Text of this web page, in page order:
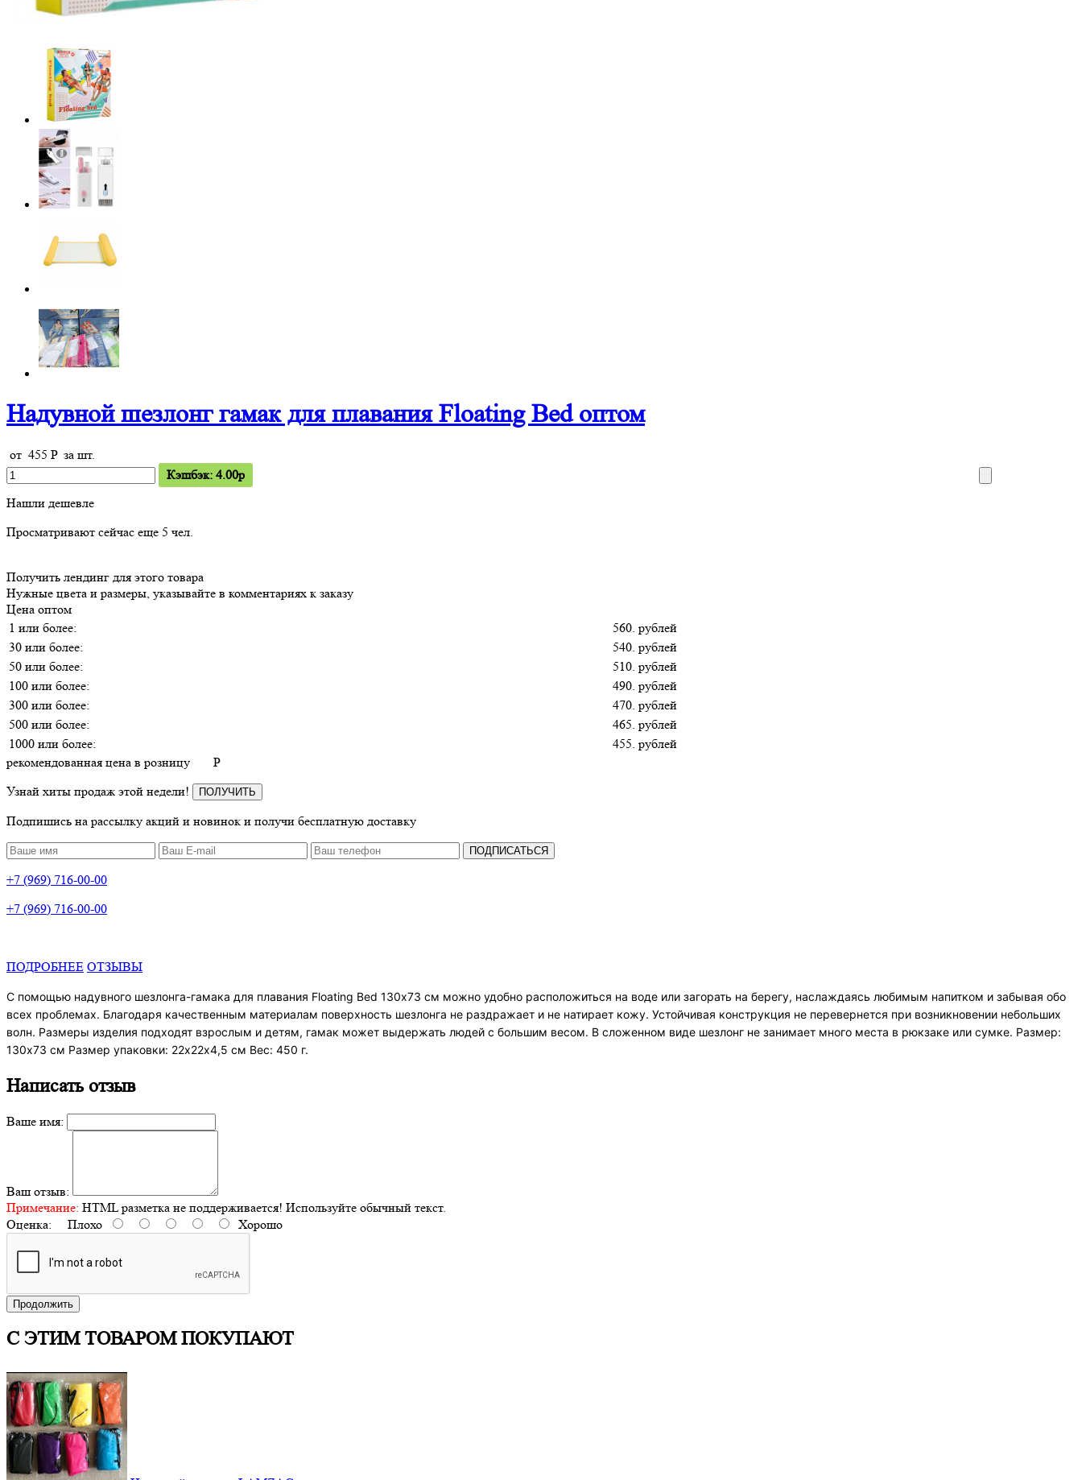
Надувной шезлонг гамак для плавания Floating Bed оптом
от 455 Pза шт.
Кэшбэк: 4.00p
Нашли дешевле
Просматривают сейчас еще 5 чел.
Получить лендинг для этого товара
Нужные цвета и размеры, указывайте в комментариях к заказу
Цена оптом
1 или более:
560. рублей
30 или более:
540. рублей
50 или более:
510. рублей
100 или более:
490. рублей
300 или более:
470. рублей
500 или более:
465. рублей
1000 или более:
455. рублей
рекомендованная цена в розницу
P
Узнай хиты продаж этой недели!
ПОЛУЧИТЬ
Подпишись на рассылку акций и новинок и получи бесплатную доставку
ПОДПИСАТЬСЯ
+7 (969) 716-00-00
+7 (969) 716-00-00
ПОДРОБНЕЕ ОТЗЫВЫ
С помощью надувного шезлонга-гамака для плавания Floating Bed 130х73 см можно удобно расположиться на воде или загорать на берегу, наслаждаясь любимым напитком и забывая обо
всех проблемах. Благодаря качественным материалам поверхность шезлонга не раздражает и не натирает кожу. Устойчивая конструкция не перевернется при возникновении небольших
волн. Размеры изделия подходят взрослым и детям, гамак может выдержать людей с большим весом. В сложенном виде шезлонг не занимает много места в рюкзаке или сумке. Размер:
130х73 см Размер упаковки: 22х22х4,5 см Вес: 450 г.
Написать отзыв
Ваше имя:
Ваш отзыв:
Примечание: HTML разметка не поддерживается! Используйте обычный текст.
Оценка: Плохо Хорошо
Продолжить
С ЭТИМ ТОВАРОМ ПОКУПАЮТ